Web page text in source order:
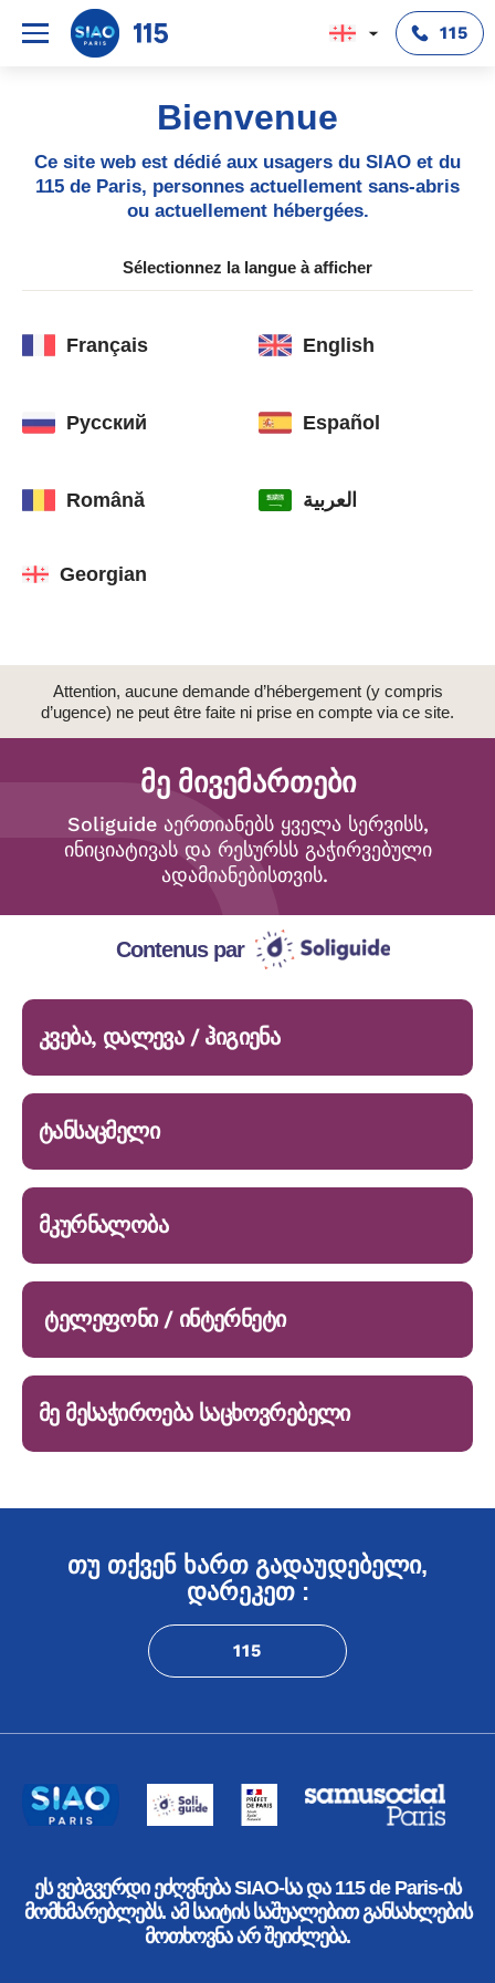
115
Bienvenue
Ce site web est dédié aux usagers du SIAO et du
115 de Paris, personnes actuellement sans-abris
ou actuellement hébergées.
Sélectionnez la langue à afficher
Français English
Русский Español
Română العربية
Georgian
Attention, aucune demande d’hébergement (y compris
d’ugence) ne peut être faite ni prise en compte via ce site.
მე მივემართები
Soliguide აერთიანებს ყველა სერვისს,
ინიციატივას და რესურსს გაჭირვებული
ადამიანებისთვის.
Contenus par
კვება, დალევა / ჰიგიენა
ტანსაცმელი
მკურნალობა
ტელეფონი / ინტერნეტი
მე მესაჭიროება საცხოვრებელი
თუ თქვენ ხართ გადაუდებელი,
დარეკეთ :
115
ეს ვებგვერდი ეძღვნება SIAO-სა და 115 de Paris-ის
მომხმარებლებს. ამ საიტის საშუალებით განსახლების
მოთხოვნა არ შეიძლება.